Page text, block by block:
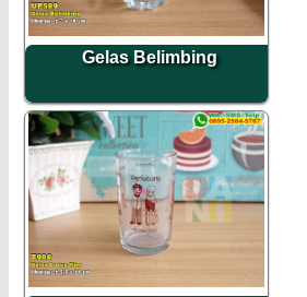
Gelas Belimbing